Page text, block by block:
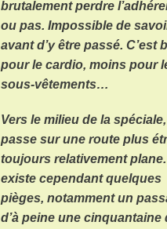
brutalement perdre
ou pas. Impossible de
avant d’y être passé. C’est
pour le cardio, moins pour
sous-vêtements…
Vers le milieu de la
passe sur une route plus
toujours relativement
existe cependant quelques
pièges, notamment un
d’à peine une cinquantaine